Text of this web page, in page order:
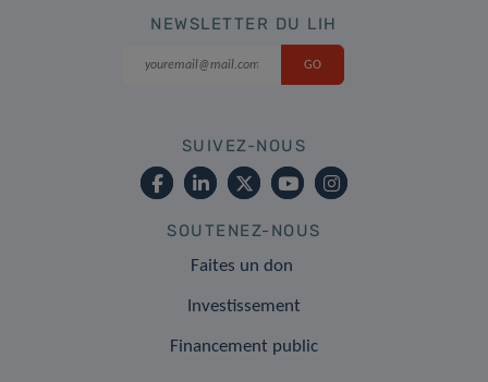
NEWSLETTER DU LIH
SUIVEZ-NOUS
SOUTENEZ-NOUS
Faites un don
Investissement
Financement public